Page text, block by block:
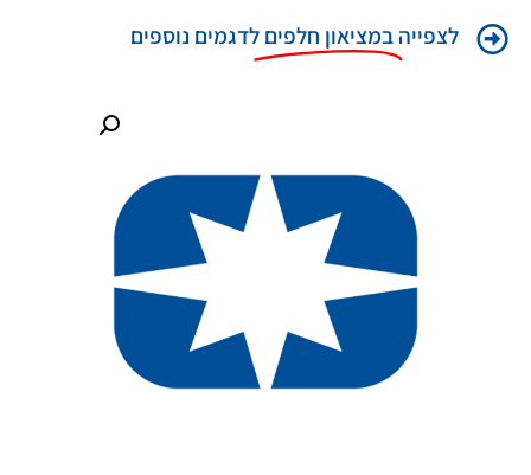
לצפייהבמציאון חלפים לדגמים נוספים